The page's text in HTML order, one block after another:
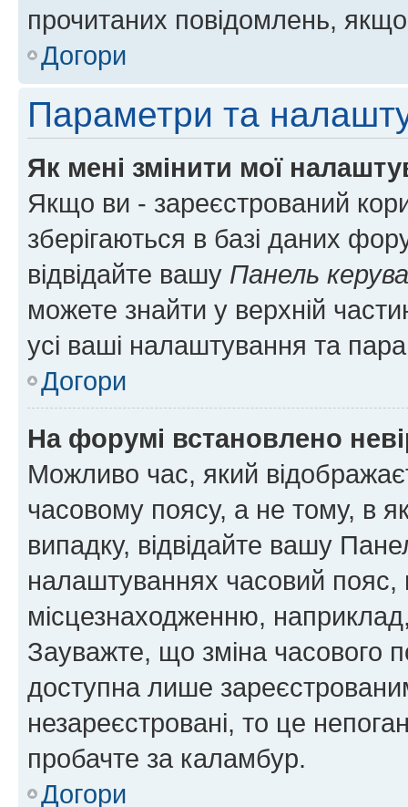
прочитаних повідомлень,
Догори
Параметри та
Як мені змінити мої
Якщо ви - зареєстрований
зберігаються в базі даних
відвідайте вашу Панель
можете знайти у верхній
усі ваші налаштування та
Догори
На форумі встановлено
Можливо час, який
часовому поясу, а не тому, в
випадку, відвідайте вашу
налаштуваннях часовий пояс,
місцезнаходженню,
Зауважте, що зміна часового
доступна лише
незареєстровані, то це
пробачте за каламбур.
Догори